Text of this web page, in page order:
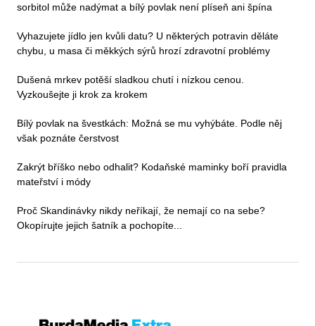
sorbitol může nadýmat a bílý povlak není plíseň ani špína
Vyhazujete jídlo jen kvůli datu? U některých potravin děláte
chybu, u masa či měkkých sýrů hrozí zdravotní problémy
Dušená mrkev potěší sladkou chutí i nízkou cenou.
Vyzkoušejte ji krok za krokem
Bílý povlak na švestkách: Možná se mu vyhýbáte. Podle něj
však poznáte čerstvost
Zakrýt bříško nebo odhalit? Kodaňské maminky boří pravidla
mateřství i módy
Proč Skandinávky nikdy neříkají, že nemají co na sebe?
Okopírujte jejich šatník a pochopíte...